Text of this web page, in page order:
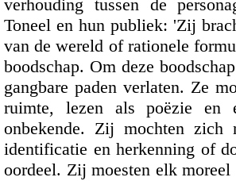
verhouding tussen de
Toneel en hun publiek: 'Zij
van de wereld of rationele
boodschap. Om deze
gangbare paden verlaten. Ze
ruimte, lezen als poëzie en
onbekende. Zij mochten zich
identificatie en herkenning of
oordeel. Zij moesten elk